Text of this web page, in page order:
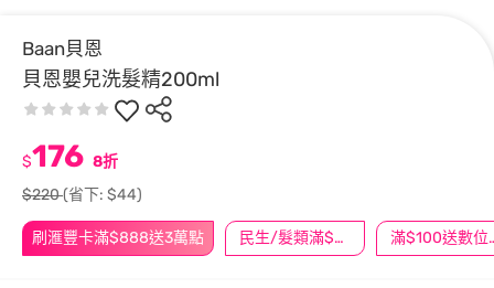
Baan貝恩
貝恩嬰兒洗髮精200ml
刷滙豐卡滿$888送3萬點 民生/髮類滿$388送舒潔冰巾 滿
$176 8折
$220(省下: $44)